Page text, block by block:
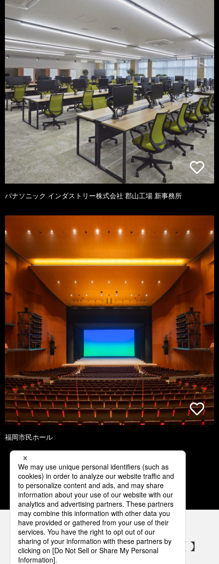
パナソニック インダストリー株式会社 郡山工場 新事務所
福岡市民ホール
1 2 3 4 5
パナソニックの電気設備 SNSアカウント